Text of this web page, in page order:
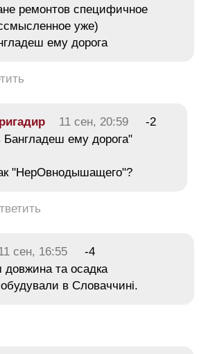
ремонтов специфичное
уже)
ему дорога
11 сен, 20:59
-2
Бангладеш ему дорога"
"НерОвнодышащего"?
сен, 16:55
-4
та осадка
в Словаччині.